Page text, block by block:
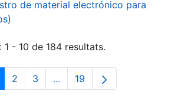
de material electrónico para
- 10 de 184 resultats.
Pàgina
2 Pàgina
3 ...Pàgines intermèdies
Pàgina
19